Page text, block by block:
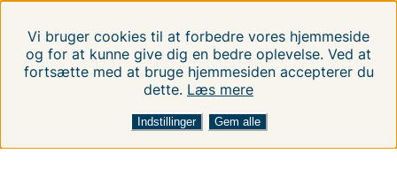
Følg os på vores sociale medier.
Vi bruger cookies til at forbedre vores hjemmeside
og for at kunne give dig en bedre oplevelse. Ved at
fortsætte med at bruge hjemmesiden accepterer du
dette. Læs mere
Indstillinger Gem alle